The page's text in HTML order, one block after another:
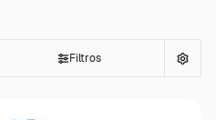
Filtros